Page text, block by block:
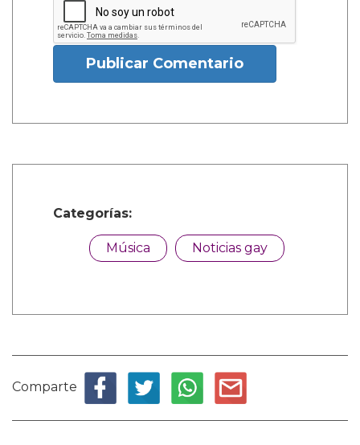
Publicar Comentario
Categorías:
Música Noticias gay
Comparte